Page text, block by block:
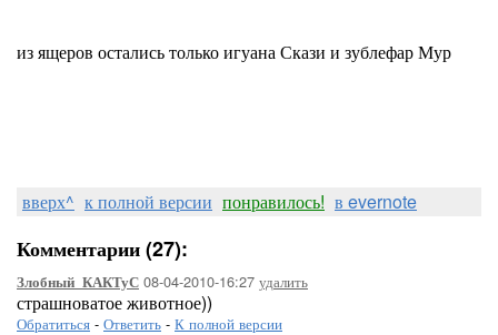
из ящеров остались только игуана Скази и зублефар Мур
вверх^ к полной версии понравилось! в evernote
Комментарии (27):
Злобный_КАКТуС 08-04-2010-16:27 удалить
страшноватое животное))
Обратиться - Ответить - К полной версии